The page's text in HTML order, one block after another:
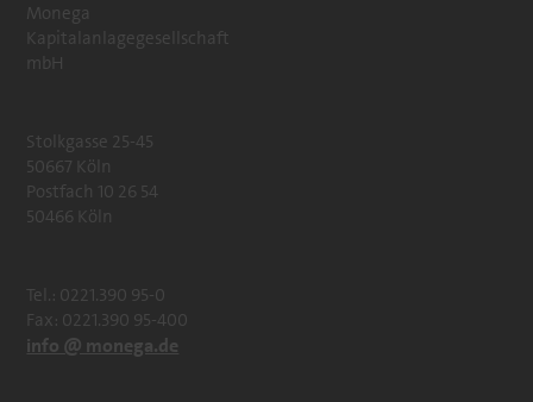
Monega
Kapitalanlagegesellschaft
mbH
Stolkgasse 25-45
50667 Köln
Postfach 10 26 54
50466 Köln
Tel.: 0221.390 95-0
Fax: 0221.390 95-400
info @ monega.de